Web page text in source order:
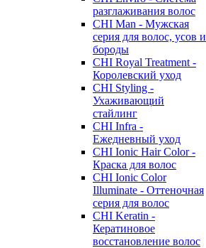
разглаживания волос
CHI Man - Мужская
серия для волос, усов и
бороды
CHI Royal Treatment -
Королевский уход
CHI Styling -
Ухаживающий
стайлинг
CHI Infra -
Ежедневный уход
CHI Ionic Hair Color -
Краска для волос
CHI Ionic Color
Illuminate - Оттеночная
серия для волос
CHI Keratin -
Кератиновое
восстановление волос